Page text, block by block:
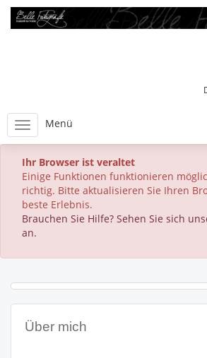
Menü
Ihr Browser ist veraltet
Einige Funktionen funktionieren
richtig. Bitte aktualisieren Sie Ihren
beste Erlebnis.
Brauchen Sie Hilfe? Sehen Sie sich
an.
Über mich